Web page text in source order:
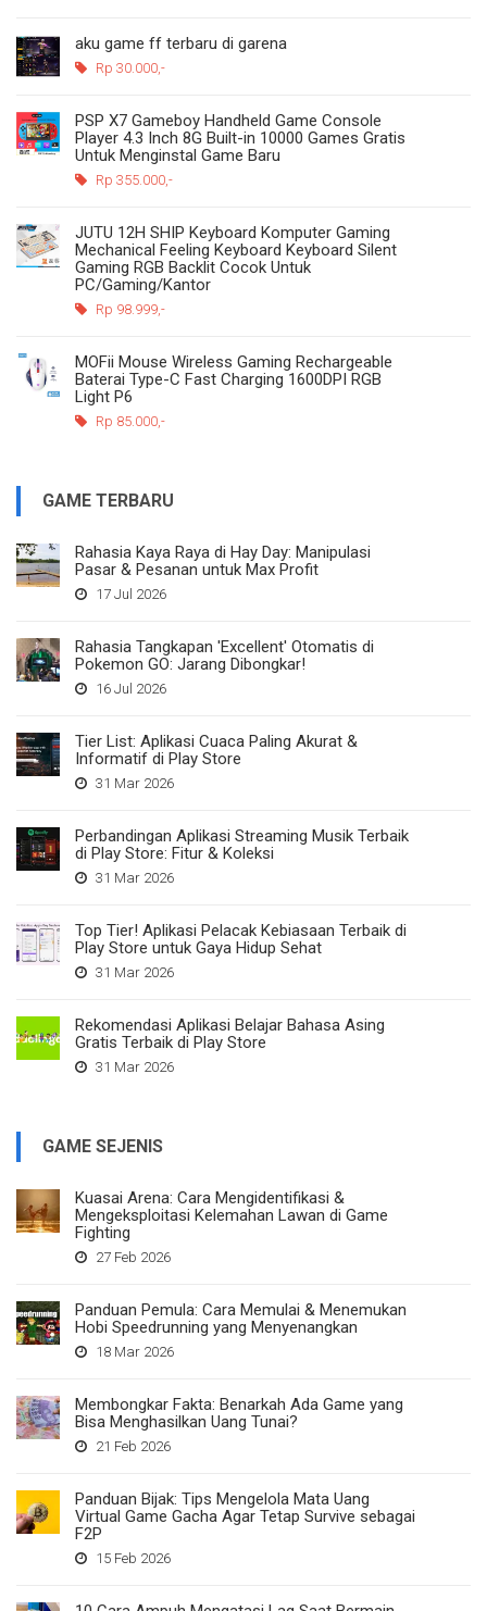
aku game ff terbaru di garena
Rp 30.000,-
PSP X7 Gameboy Handheld Game Console
Player 4.3 Inch 8G Built-in 10000 Games Gratis
Untuk Menginstal Game Baru
Rp 355.000,-
JUTU 12H SHIP Keyboard Komputer Gaming
Mechanical Feeling Keyboard Keyboard Silent
Gaming RGB Backlit Cocok Untuk
PC/Gaming/Kantor
Rp 98.999,-
MOFii Mouse Wireless Gaming Rechargeable
Baterai Type-C Fast Charging 1600DPI RGB
Light P6
Rp 85.000,-
GAME TERBARU
Rahasia Kaya Raya di Hay Day: Manipulasi
Pasar & Pesanan untuk Max Profit
17 Jul 2026
Rahasia Tangkapan 'Excellent' Otomatis di
Pokemon GO: Jarang Dibongkar!
16 Jul 2026
Tier List: Aplikasi Cuaca Paling Akurat &
Informatif di Play Store
31 Mar 2026
Perbandingan Aplikasi Streaming Musik Terbaik
di Play Store: Fitur & Koleksi
31 Mar 2026
Top Tier! Aplikasi Pelacak Kebiasaan Terbaik di
Play Store untuk Gaya Hidup Sehat
31 Mar 2026
Rekomendasi Aplikasi Belajar Bahasa Asing
Gratis Terbaik di Play Store
31 Mar 2026
GAME SEJENIS
Kuasai Arena: Cara Mengidentifikasi &
Mengeksploitasi Kelemahan Lawan di Game
Fighting
27 Feb 2026
Panduan Pemula: Cara Memulai & Menemukan
Hobi Speedrunning yang Menyenangkan
18 Mar 2026
Membongkar Fakta: Benarkah Ada Game yang
Bisa Menghasilkan Uang Tunai?
21 Feb 2026
Panduan Bijak: Tips Mengelola Mata Uang
Virtual Game Gacha Agar Tetap Survive sebagai
F2P
15 Feb 2026